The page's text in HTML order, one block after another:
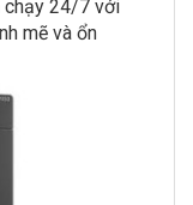
chạy 24/7 với
mẽ và ổn